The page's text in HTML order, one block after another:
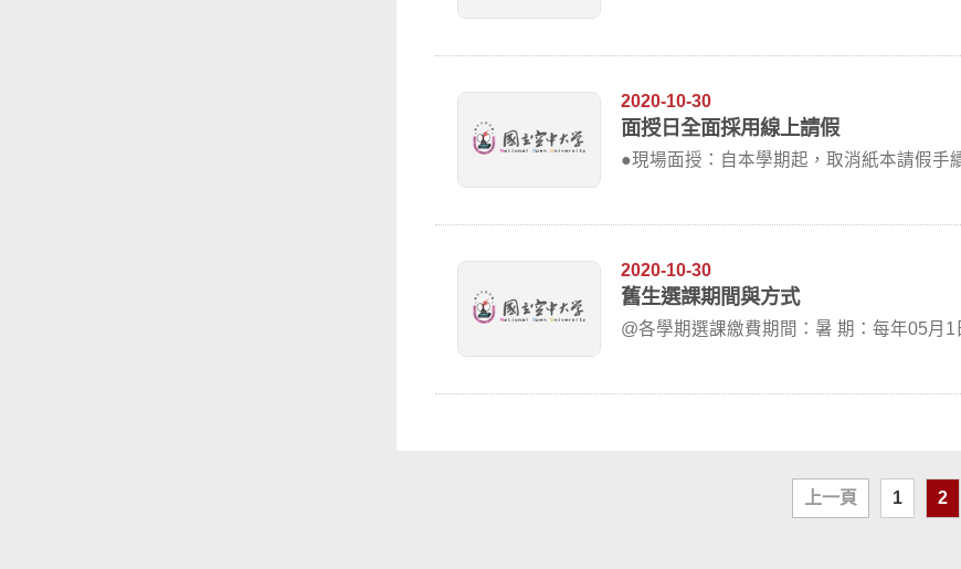
2020-10-30
面授日全面採用線上請假
●現場面授：自本學期起，取消紙本請假手
2020-10-30
舊生選課期間與方式
@各學期選課繳費期間
上一頁 1 2